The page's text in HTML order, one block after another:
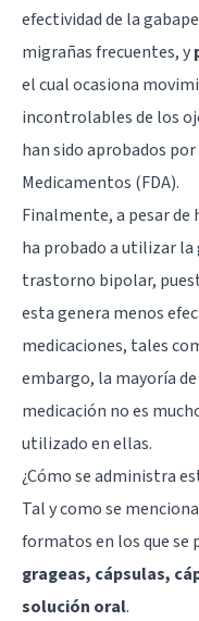
efectividad de la
migrañasfrecuentes, y
el cual ocasiona
incontrolables de los
han sido aprobados
Medicamentos (FDA).
Finalmente, a pesar de
ha probado a utilizar
trastorno bipolar,
esta genera menos
medicaciones, tales
embargo, la mayoría
medicación no es
utilizado en ellas.
¿Cómo se administra
Tal y como se
formatos en los que se
grageas, cápsulas,
solución oral.